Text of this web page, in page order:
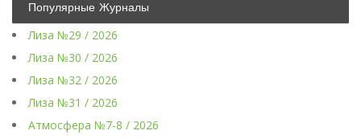
Популярные Журналы
Лиза №29 / 2026
Лиза №30 / 2026
Лиза №32 / 2026
Лиза №31 / 2026
Атмосфера №7-8 / 2026